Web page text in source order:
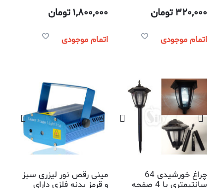
320,000تومان
اتمام موجودی
1,800,000تومان
اتمام موجودی
چراغ خورشیدی 64
سانتیمتری با 4 صفحه
مینی رقص نور لیزری سبز
و قرمز بدنه فلزی دارای